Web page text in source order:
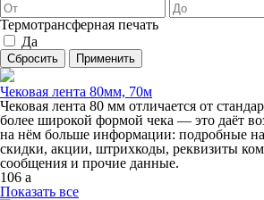
Термотрансферная печать
Да
Сбросить Применить
Чековая лента 80мм, 70м
Чековая лента 80 мм отличается от
более широкой формой чека — это даёт
на нём больше информации: подробные
скидки, акции, штрихкоды, реквизиты
сообщения и прочие данные.
106 a
Показать все